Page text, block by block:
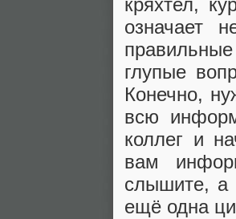
кряхтел,
означает
глупые
Конечно,
всю
коллег и
вам
слышите, а
ещё одна